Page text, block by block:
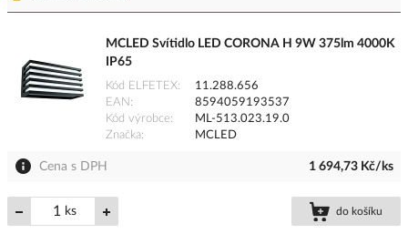
MCLED Svítidlo LED CORONA H 9W 375lm 4000K
IP65
Kód ELFETEX
11.288.656
EAN
8594059193537
Kód výrobce
ML-513.023.19.0
Značka
MCLED
Cena s DPH 1 694,73 Kč/ks
ks do košíku